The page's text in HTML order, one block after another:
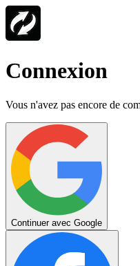
Connexion
Vous n'avez pas encore de
Continuer avec Google